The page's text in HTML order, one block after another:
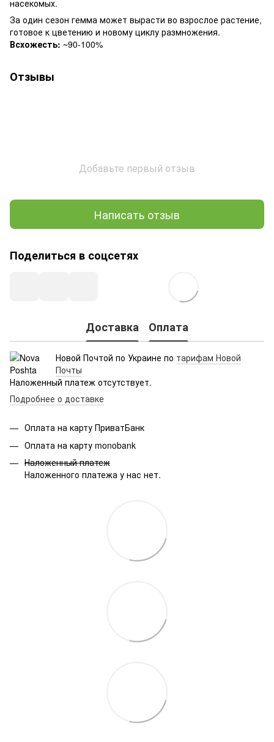
насекомых.
За один сезон гемма может вырасти во взрослое растение,
готовое к цветению и новому циклу размножения.
Всхожесть: ~90-100%
Отзывы
Добавьте первый отзыв
Написать отзыв
Поделиться в соцсетях
Доставка Оплата
Новой Почтой по Украине по тарифам Новой
Почты
Наложенный платеж отсутствует.
Подробнее о доставке
Оплата на карту ПриватБанк
Оплата на карту monobank
Наложенный платеж
Наложенного платежа у нас нет.